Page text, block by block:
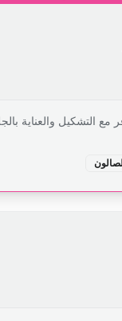
مع التشكيل والعناية